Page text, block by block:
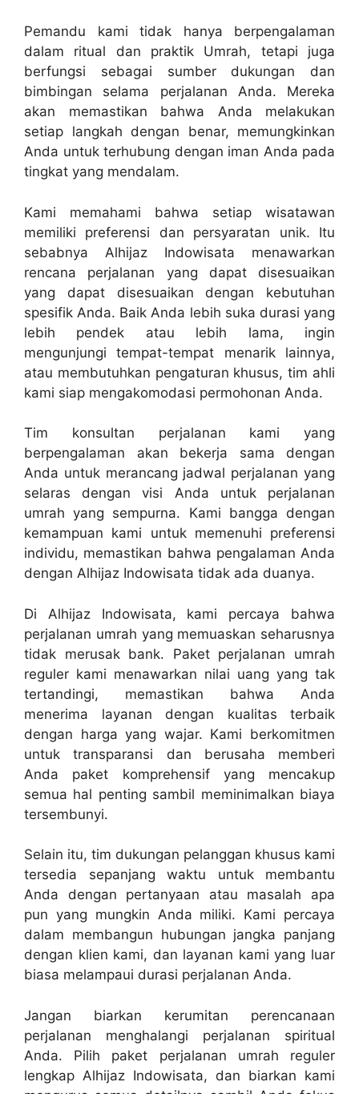
Pemandu kami tidak hanya berpengalaman
dalam ritual dan praktik Umrah, tetapi juga
berfungsi sebagai sumber dukungan dan
bimbingan selama perjalanan Anda. Mereka
akan memastikan bahwa Anda melakukan
setiap langkah dengan benar, memungkinkan
Anda untuk terhubung dengan iman Anda pada
tingkat yang mendalam.
Kami memahami bahwa setiap wisatawan
memiliki preferensi dan persyaratan unik. Itu
sebabnya Alhijaz Indowisata menawarkan
rencana perjalanan yang dapat disesuaikan
yang dapat disesuaikan dengan kebutuhan
spesifik Anda. Baik Anda lebih suka durasi yang
lebih pendek atau lebih lama, ingin
mengunjungi tempat-tempat menarik lainnya,
atau membutuhkan pengaturan khusus, tim ahli
kami siap mengakomodasi permohonan Anda.
Tim konsultan perjalanan kami yang
berpengalaman akan bekerja sama dengan
Anda untuk merancang jadwal perjalanan yang
selaras dengan visi Anda untuk perjalanan
umrah yang sempurna. Kami bangga dengan
kemampuan kami untuk memenuhi preferensi
individu, memastikan bahwa pengalaman Anda
dengan Alhijaz Indowisata tidak ada duanya.
Di Alhijaz Indowisata, kami percaya bahwa
perjalanan umrah yang memuaskan seharusnya
tidak merusak bank. Paket perjalanan umrah
reguler kami menawarkan nilai uang yang tak
tertandingi, memastikan bahwa Anda
menerima layanan dengan kualitas terbaik
dengan harga yang wajar. Kami berkomitmen
untuk transparansi dan berusaha memberi
Anda paket komprehensif yang mencakup
semua hal penting sambil meminimalkan biaya
tersembunyi.
Selain itu, tim dukungan pelanggan khusus kami
tersedia sepanjang waktu untuk membantu
Anda dengan pertanyaan atau masalah apa
pun yang mungkin Anda miliki. Kami percaya
dalam membangun hubungan jangka panjang
dengan klien kami, dan layanan kami yang luar
biasa melampaui durasi perjalanan Anda.
Jangan biarkan kerumitan perencanaan
perjalanan menghalangi perjalanan spiritual
Anda. Pilih paket perjalanan umrah reguler
lengkap Alhijaz Indowisata, dan biarkan kami